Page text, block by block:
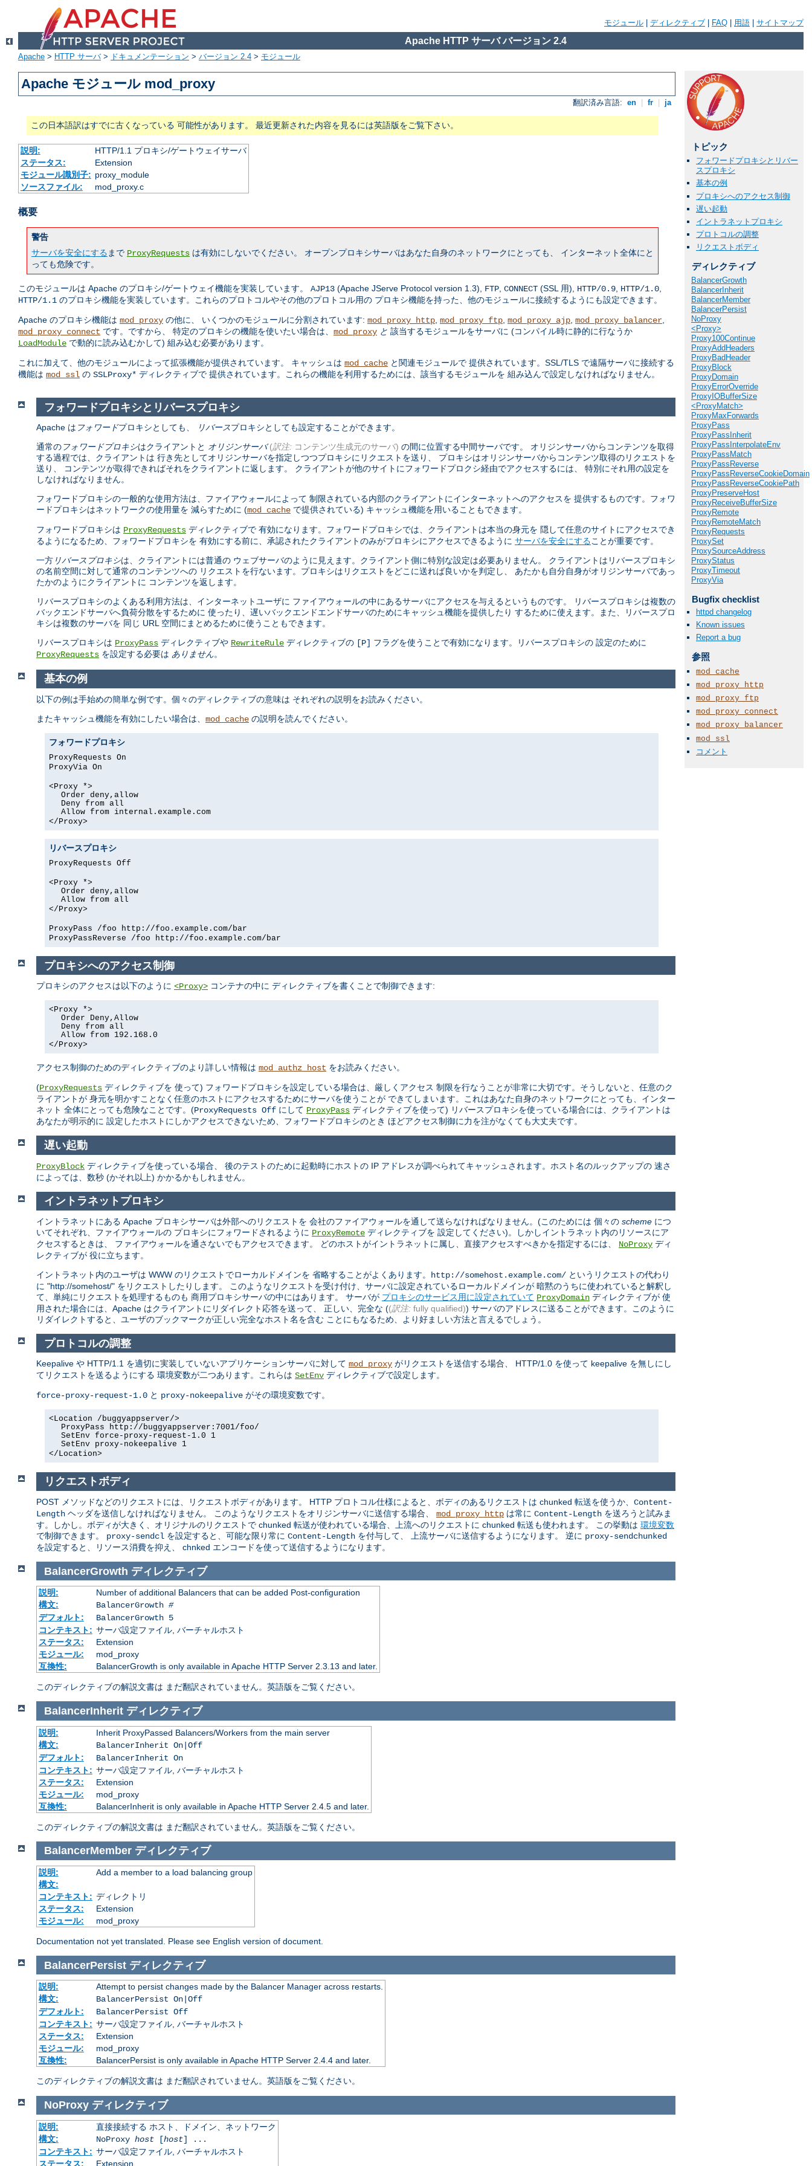
モジュール ディレクティブ FAQ 用語 サイトマップ
Apache HTTP サーバ バージョン 2.4
Apache > HTTP サーバ> ドキュメンテーション > バージョン 2.4 > モジュール
Apache モジュール mod_proxy
翻訳済み言語: en fr ja
この日本語訳はすでに古くなっている 可能性があります。 最近更新された内容を見るには英語版をご覧下さい。
説明:
HTTP/1.1 プロキシ/ゲートウェイサーバ
ステータス:
Extension
モジュール識別子: proxy_module
ソースファイル:
mod_proxy.c
概要
警告
サーバを安全にする まで ProxyRequests は有効にしないでください。 オープンプロキシサーバはあなた自身のネットワークにとっても、 インターネット全体にと
っても危険です。
このモジュールは Apache のプロキシ/ゲートウェイ機能を実装しています。 AJP13 (Apache JServe Protocol version 1.3), FTP CONNECT (SSL 用), HTTP/0.9 HTTP/1.0
HTTP/1.1 のプロキシ機能を実装しています。これらのプロトコルやその他のプロトコル用の プロキシ機能を持った、他のモジュールに接続するようにも設定できます。
Apache のプロキシ機能は mod_proxy の他に、 いくつかのモジュールに分割されています: mod_proxy_http mod_proxy_ftp mod_proxy_ajp mod_proxy_balancer
mod_proxy_connect です。ですから、 特定のプロキシの機能を使いたい場合は、 mod_proxy と 該当するモジュールをサーバに (コンパイル時に静的に行なうか
LoadModule で動的に読み込むかして) 組み込む必要があります。
これに加えて、他のモジュールによって拡張機能が提供されています。 キャッシュは mod_cache と関連モジュールで 提供されています。SSL/TLS で遠隔サーバに接続する
機能は mod_ssl の SSLProxy* ディレクティブで 提供されています。これらの機能を利用するためには、該当するモジュールを 組み込んで設定しなければなりません。
トピック
フォワードプロキシとリバー
スプロキシ
基本の例
プロキシへのアクセス制御
遅い起動
イントラネットプロキシ
プロトコルの調整
リクエストボディ
ディレクティブ
BalancerGrowth
BalancerInherit
BalancerMember
BalancerPersist
NoProxy
<Proxy>
Proxy100Continue
ProxyAddHeaders
ProxyBadHeader
ProxyBlock
ProxyDomain
ProxyErrorOverride
ProxyIOBufferSize
<ProxyMatch>
ProxyMaxForwards
ProxyPass
ProxyPassInherit
ProxyPassInterpolateEnv
ProxyPassMatch
ProxyPassReverse
ProxyPassReverseCookieDomain
ProxyPassReverseCookiePath
ProxyPreserveHost
ProxyReceiveBufferSize
ProxyRemote
ProxyRemoteMatch
ProxyRequests
ProxySet
ProxySourceAddress
ProxyStatus
ProxyTimeout
ProxyVia
Bugfix checklist
httpd changelog
Known issues
Report a bug
参照
mod_cache
mod_proxy_http
mod_proxy_ftp
mod_proxy_connect
mod_proxy_balancer
mod_ssl
コメント
フォワードプロキシとリバースプロキシ
Apache は フォワードプロキシとしても、 リバースプロキシとしても設定することができます。
通常のフォワードプロキシはクライアントと オリジンサーバ (訳注: コンテンツ生成元のサーバ) の間に位置する中間サーバです。 オリジンサーバからコンテンツを取得
する過程では、クライアントは 行き先としてオリジンサーバを指定しつつプロキシにリクエストを送り、 プロキシはオリジンサーバからコンテンツ取得のリクエストを
送り、 コンテンツが取得できればそれをクライアントに返します。 クライアントが他のサイトにフォワードプロクシ経由でアクセスするには、 特別にそれ用の設定を
しなければなりません。
フォワードプロキシの一般的な使用方法は、ファイアウォールによって 制限されている内部のクライアントにインターネットへのアクセスを 提供するものです。フォワ
ードプロキシはネットワークの使用量を 減らすために (mod_cache で提供されている) キャッシュ機能を用いることもできます。
フォワードプロキシは ProxyRequests ディレクティブで 有効になります。フォワードプロキシでは、クライアントは本当の身元を 隠して任意のサイトにアクセスでき
るようになるため、フォワードプロキシを 有効にする前に、承認されたクライアントのみがプロキシにアクセスできるように サーバを安全にすることが重要です。
一方 リバースプロキシは、クライアントには普通の ウェブサーバのように見えます。クライアント側に特別な設定は必要ありません。 クライアントはリバースプロキシ
の名前空間に対して通常のコンテンツへの リクエストを行ないます。プロキシはリクエストをどこに送れば良いかを判定し、 あたかも自分自身がオリジンサーバであっ
たかのようにクライアントに コンテンツを返します。
リバースプロキシのよくある利用方法は、インターネットユーザに ファイアウォールの中にあるサーバにアクセスを与えるというものです。 リバースプロキシは複数の
バックエンドサーバへ負荷分散をするために 使ったり、遅いバックエンドエンドサーバのためにキャッシュ機能を提供したり するために使えます。また、リバースプロ
キシは複数のサーバを 同じ URL 空間にまとめるために使うこともできます。
リバースプロキシは ProxyPass ディレクティブや RewriteRule ディレクティブの [P] フラグを使うことで有効になります。リバースプロキシの 設定のために
ProxyRequests を設定する必要は ありません。
基本の例
以下の例は手始めの簡単な例です。個々のディレクティブの意味は それぞれの説明をお読みください。
またキャッシュ機能を有効にしたい場合は、 mod_cache の説明を読んでください。
フォワードプロキシ
ProxyRequests On
ProxyVia On
<Proxy *>
Order deny,allow
Deny from all
Allow from internal.example.com
</Proxy>
リバースプロキシ
ProxyRequests Off
<Proxy *>
Order deny,allow
Allow from all
</Proxy>
ProxyPass /foo http://foo.example.com/bar
ProxyPassReverse /foo http://foo.example.com/bar
プロキシへのアクセス制御
プロキシのアクセスは以下のように <Proxy> コンテナの中に ディレクティブを書くことで制御できます:
<Proxy *>
Order Deny,Allow
Deny from all
Allow from 192.168.0
</Proxy>
アクセス制御のためのディレクティブのより詳しい情報は mod_authz_host をお読みください。
(ProxyRequests ディレクティブを 使って) フォワードプロキシを設定している場合は、厳しくアクセス 制限を行なうことが非常に大切です。そうしないと、任意のク
ライアントが 身元を明かすことなく任意のホストにアクセスするためにサーバを使うことが できてしまいます。これはあなた自身のネットワークにとっても、インター
ネット 全体にとっても危険なことです。(ProxyRequests Off にして ProxyPass ディレクティブを使って) リバースプロキシを使っている場合には、クライアントは
あなたが明示的に 設定したホストにしかアクセスできないため、フォワードプロキシのとき ほどアクセス制御に力を注がなくても大丈夫です。
遅い起動
ProxyBlock ディレクティブを使っている場合、 後のテストのために起動時にホストの IP アドレスが調べられてキャッシュされます。ホスト名のルックアップの 速さ
によっては、数秒 (かそれ以上) かかるかもしれません。
イントラネットプロキシ
イントラネットにある Apache プロキシサーバは外部へのリクエストを 会社のファイアウォールを通して送らなければなりません。(このためには 個々の scheme につ
いてそれぞれ、ファイアウォールの プロキシにフォワードされるように ProxyRemote ディレクティブを 設定してください)。しかしイントラネット内のリソースにア
クセスするときは、 ファイアウォールを通さないでもアクセスできます。 どのホストがイントラネットに属し、直接アクセスすべきかを指定するには、 NoProxy ディ
レクティブが 役に立ちます。
イントラネット内のユーザは WWW のリクエストでローカルドメインを 省略することがよくあります。
http://somehost.example.com/ というリクエストの代わり
に "http://somehost/" をリクエストしたりします。 このようなリクエストを受け付け、サーバに設定されているローカルドメインが 暗黙のうちに使われていると解釈し
て、単純にリクエストを処理するものも 商用プロキシサーバの中にはあります。 サーバが プロキシのサービス用に設定されていて ProxyDomain ディレクティブが 使
用された場合には、Apache はクライアントにリダイレクト応答を送って、 正しい、完全な ((訳注: fully qualified)) サーバのアドレスに送ることができます。このように
リダイレクトすると、ユーザのブックマークが正しい完全なホスト名を含む ことにもなるため、より好ましい方法と言えるでしょう。
プロトコルの調整
Keepalive や HTTP/1.1 を適切に実装していないアプリケーションサーバに対して mod_proxy がリクエストを送信する場合、 HTTP/1.0 を使って keepalive を無しにし
てリクエストを送るようにする 環境変数が二つあります。これらは SetEnv ディレクティブで設定します。
force-proxy-request-1.0 と proxy-nokeepalive がその環境変数です。
<Location /buggyappserver/>
ProxyPass http://buggyappserver:7001/foo/
SetEnv force-proxy-request-1.0 1
SetEnv proxy-nokeepalive 1
</Location>
リクエストボディ
POST メソッドなどのリクエストには、リクエストボディがあります。 HTTP プロトコル仕様によると、ボディのあるリクエストは chunked 転送を使うか、 Content-
Length ヘッダを送信しなければなりません。 このようなリクエストをオリジンサーバに送信する場合、 mod_proxy_http は常に Content-Length を送ろうと試みま
す。しかし。ボディが大きく、オリジナルのリクエストで chunked 転送が使われている場合、上流へのリクエストに chunked 転送も使われます。 この挙動は 環境変数
で制御できます。 proxy-sendcl を設定すると、可能な限り常に Content-Length を付与して、 上流サーバに送信するようになります。 逆に proxy-sendchunked
を設定すると、リソース消費を抑え、 chnked エンコードを使って送信するようになります。
BalancerGrowth ディレクティブ
説明:
Number of additional Balancers that can be added Post-configuration
構文:
BalancerGrowth #
デフォルト:
BalancerGrowth 5
コンテキスト: サーバ設定ファイル, バーチャルホスト
ステータス:
Extension
モジュール:
mod_proxy
互換性:
BalancerGrowth is only available in Apache HTTP Server 2.3.13 and later.
このディレクティブの解説文書は まだ翻訳されていません。英語版をご覧ください。
BalancerInherit ディレクティブ
説明:
Inherit ProxyPassed Balancers/Workers from the main server
構文:
BalancerInherit On|Off
デフォルト:
BalancerInherit On
コンテキスト: サーバ設定ファイル, バーチャルホスト
ステータス:
Extension
モジュール:
mod_proxy
互換性:
BalancerInherit is only available in Apache HTTP Server 2.4.5 and later.
このディレクティブの解説文書は まだ翻訳されていません。英語版をご覧ください。
BalancerMember ディレクティブ
説明:
Add a member to a load balancing group
構文:
コンテキスト: ディレクトリ
ステータス:
Extension
モジュール:
mod_proxy
Documentation not yet translated. Please see English version of document.
BalancerPersist ディレクティブ
説明:
Attempt to persist changes made by the Balancer Manager across restarts.
構文:
BalancerPersist On|Off
デフォルト:
BalancerPersist Off
コンテキスト: サーバ設定ファイル, バーチャルホスト
ステータス:
Extension
モジュール:
mod_proxy
互換性:
BalancerPersist is only available in Apache HTTP Server 2.4.4 and later.
このディレクティブの解説文書は まだ翻訳されていません。英語版をご覧ください。
NoProxy ディレクティブ
説明:
直接接続する ホスト、ドメイン、ネットワーク
構文:
NoProxy host[host] ...
コンテキスト: サーバ設定ファイル, バーチャルホスト
ステータス:
Extension